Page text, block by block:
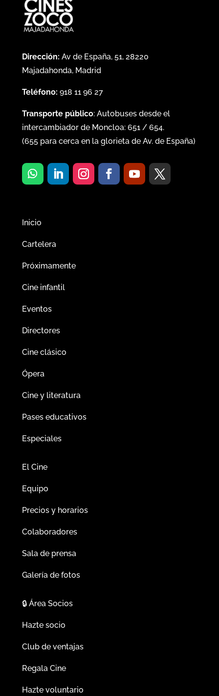
Dirección: Av de España, 51, 28220
Majadahonda, Madrid
Teléfono: 918 11 96 27
Transporte público: Autobuses desde el
intercambiador de Moncloa: 651/ 654.
(655para cerca en la glorieta de Av. de España)
Inicio
Cartelera
Próximamente
Cine infantil
Eventos
Directores
Cine clásico
Ópera
Cine y literatura
Pases educativos
Especiales
El Cine
Equipo
Precios y horarios
Colaboradores
Sala de prensa
Galería de fotos
🔒Área Socios
Hazte socio
Club de ventajas
Regala Cine
Hazte voluntario